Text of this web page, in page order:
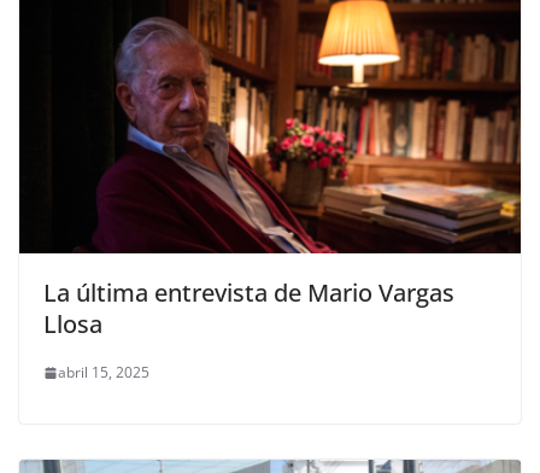
La última entrevista de Mario Vargas
Llosa
abril 15, 2025